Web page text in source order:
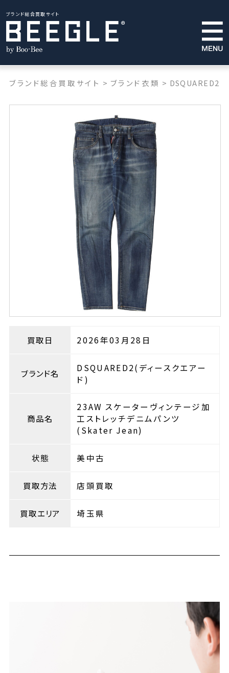
ブランド総合買取サイト
ブランド総合買取サイト > ブランド衣類 > DSQUARED2
買取日 2026年03月28日
ブランド名
DSQUARED2(ディースクエアー
ド)
商品名
23AW スケーターヴィンテージ加
工ストレッチデニムパンツ
(Skater Jean)
状態 美中古
買取方法 店頭買取
買取エリア 埼玉県